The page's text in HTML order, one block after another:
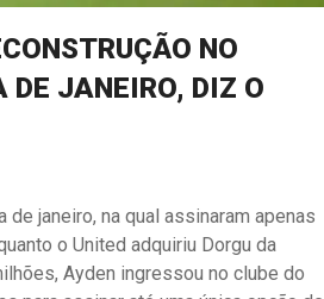
NO
DE JANEIRO, DIZ O
janeiro, na qual assinaram apenas
o United adquiriu Dorgu da
Ayden ingressou no clube do